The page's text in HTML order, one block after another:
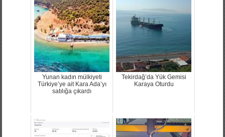
Yunan kadın mülkiyeti
Türkiye’ye ait Kara Ada’yı
satılığa çıkardı
Tekirdağ’da Yük Gemisi
Karaya Oturdu